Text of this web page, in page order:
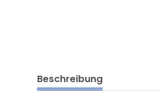
Beschreibung